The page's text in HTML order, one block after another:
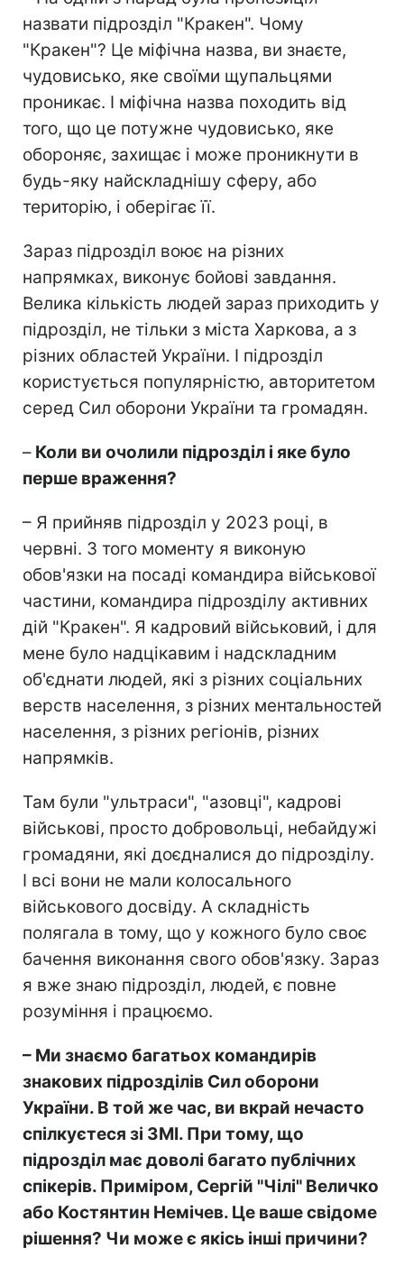
назвати підрозділ "Кракен". Чому
"Кракен"? Це міфічна назва, ви знаєте,
чудовисько, яке своїми щупальцями
проникає. І міфічна назва походить від
того, що це потужне чудовисько, яке
обороняє, захищає і може проникнути в
будь-яку найскладнішу сферу, або
територію, і оберігає її.
Зараз підрозділ воює на різних
напрямках, виконує бойові завдання.
Велика кількість людей зараз приходить у
підрозділ, не тільки з міста Харкова, а з
різних областей України. І підрозділ
користується популярністю, авторитетом
серед Сил оборони України та громадян.
– Коли ви очолили підрозділ і яке було
перше враження?
– Я прийняв підрозділ у 2023 році, в
червні. З того моменту я виконую
обов'язки на посаді командира військової
частини, командира підрозділу активних
дій "Кракен". Я кадровий військовий, і для
мене було надцікавим і надскладним
об'єднати людей, які з різних соціальних
верств населення, з різних ментальностей
населення, з різних регіонів, різних
напрямків.
Там були "ультраси", "азовці", кадрові
військові, просто добровольці, небайдужі
громадяни, які доєдналися до підрозділу.
І всі вони не мали колосального
військового досвіду. А складність
полягала в тому, що у кожного було своє
бачення виконання свого обов'язку. Зараз
я вже знаю підрозділ, людей, є повне
розуміння і працюємо.
– Ми знаємо багатьох командирів
знакових підрозділів Сил оборони
України. В той же час, ви вкрай нечасто
спілкуєтеся зі ЗМІ. При тому, що
підрозділ має доволі багато публічних
спікерів. Приміром, Сергій "Чілі" Величко
або Костянтин Немічев. Це ваше свідоме
рішення? Чи може є якісь інші причини?